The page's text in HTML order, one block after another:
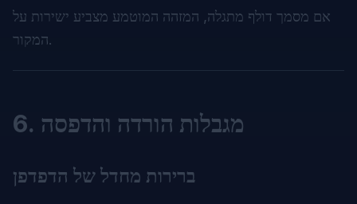
אם מסמך דולף מתגלה, המזהה המוטמע מצביע ישירות על
המקור.
6. מגבלות הורדה והדפסה
ברירות מחדל של הדפדפן